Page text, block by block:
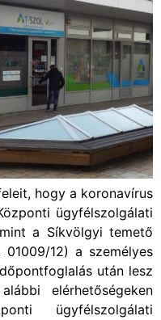
hogy a koronavírus
ügyfélszolgálati
a Síkvölgyi temető
12) a személyes
után lesz
elérhetőségeken
ügyfélszolgálati